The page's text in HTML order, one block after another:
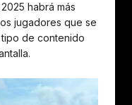
habrá más
jugadores que se
de contenido